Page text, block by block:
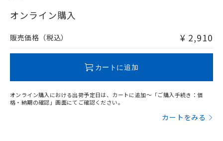
在庫等で未対応品が混在する可能性があります。
問い合わせください。
オンライン購入
販売価格（税込） ¥ 2,910
カートに追加
オンライン購入における出荷予定日は、カートに追加～「ご購入手続き：価
格・納期の確認」画面にてご確認ください。
カートをみる